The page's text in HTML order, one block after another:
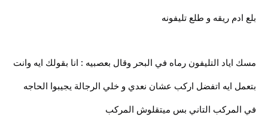
بلع ادم ريقه و طلع تليفونه
مسك اياد التليفون رماه في البحر وقال بعصبيه : انا بقولك ايه وانت
بتعمل ايه اتفضل اركب عشان نعدي و خلي الرجالة يجيبوا الحاجه
في المركب التاني بس ميتقلوش المركب